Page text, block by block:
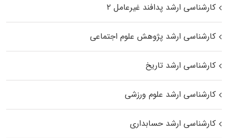
کارشناسی ارشد پدافند غیرعامل ۲
کارشناسی ارشد پژوهش علوم اجتماعی
کارشناسی ارشد تاریخ
کارشناسی ارشد علوم ورزشی
کارشناسی ارشد حسابداری